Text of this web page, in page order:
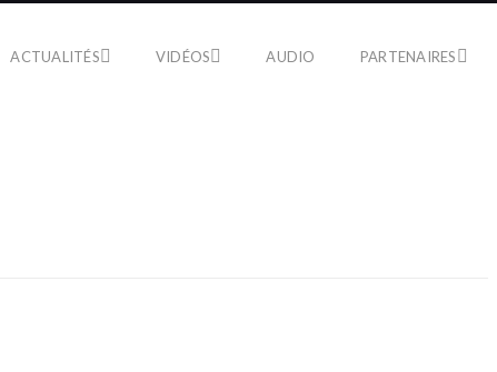
ACTUALITÉS VIDÉOS AUDIO PARTENAIRES